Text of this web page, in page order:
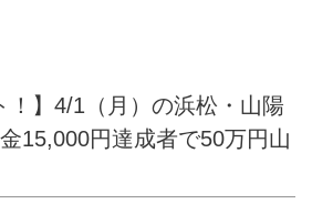
！】4/1（月）の浜松・山陽
15,000円達成者で50万円山